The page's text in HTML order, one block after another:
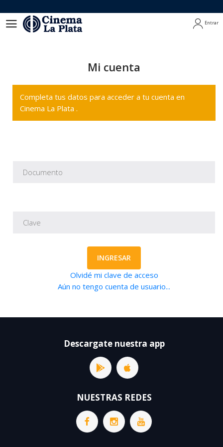
Entrar
Mi cuenta
Completa tus datos para acceder a tu cuenta en
Cinema La Plata .
INGRESAR
Olvidé mi clave de acceso
Aún no tengo cuenta de usuario...
Descargate nuestra app
NUESTRAS REDES